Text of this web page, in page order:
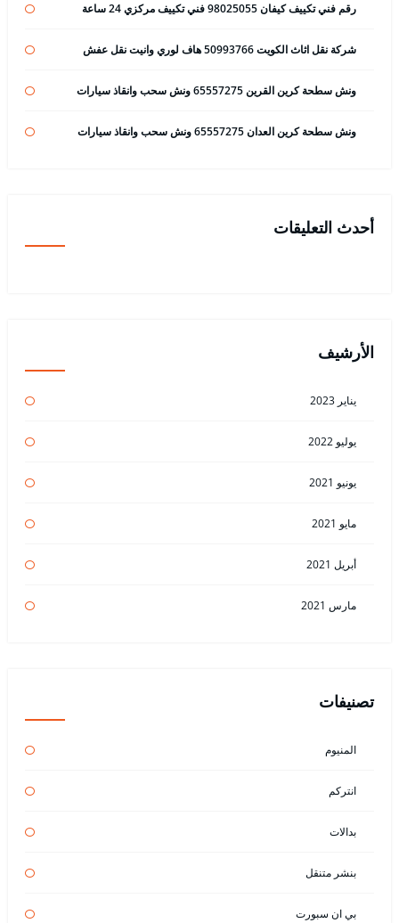
رقم فني تكييف كيفان 98025055 فني تكييف مركزي 24 ساعة
شركة نقل اثاث الكويت 50993766 هاف لوري وانيت نقل عفش
ونش سطحة كرين القرين 65557275 ونش سحب وانقاذ سيارات
ونش سطحة كرين العدان 65557275 ونش سحب وانقاذ سيارات
أحدث التعليقات
الأرشيف
يناير 2023
يوليو 2022
يونيو 2021
مايو 2021
أبريل 2021
مارس 2021
تصنيفات
المنيوم
انتركم
بدالات
بنشر متنقل
بي ان سبورت